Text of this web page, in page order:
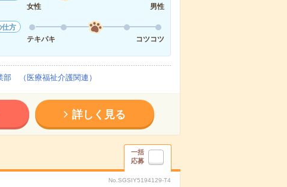
女性
男性
仕方
テキパキ
コツコツ
（医療福祉介護関連）
詳しく見る
一括
応募
No.SGSIY5194129-T4